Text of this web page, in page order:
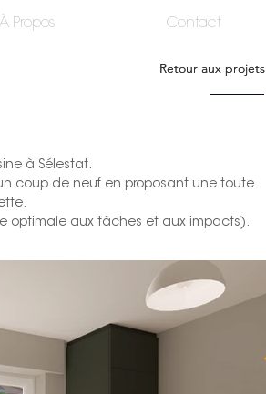
À Propos Contact
Retour aux projets
Retour aux projets
à Sélestat.
coup de neuf en proposant une toute
optimale aux tâches et aux impacts).